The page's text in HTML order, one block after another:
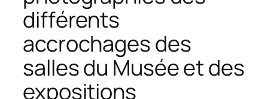
différents
accrochages des
salles du Musée et des
expositions